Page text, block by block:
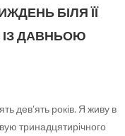
БІЛЯ ЇЇ
ІЗ ДАВНЬОЮ
дев’ять років. Я живу в
тринадцятирічного